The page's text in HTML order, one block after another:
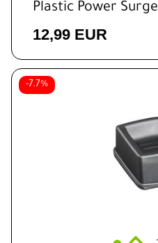
Plastic Power Surge
12,99 EUR
-7.7%